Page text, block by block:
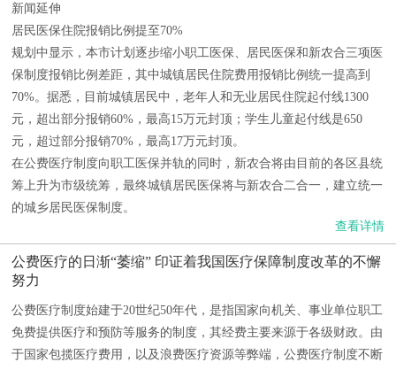
新闻延伸
居民医保住院报销比例提至70%
规划中显示，本市计划逐步缩小职工医保、居民医保和新农合三项医
保制度报销比例差距，其中城镇居民住院费用报销比例统一提高到
70%。据悉，目前城镇居民中，老年人和无业居民住院起付线1300
元，超出部分报销60%，最高15万元封顶；学生儿童起付线是650
元，超过部分报销70%，最高17万元封顶。
在公费医疗制度向职工医保并轨的同时，新农合将由目前的各区县统
筹上升为市级统筹，最终城镇居民医保将与新农合二合一，建立统一
的城乡居民医保制度。
查看详情
公费医疗的日渐“萎缩” 印证着我国医疗保障制度改革的不懈
努力
公费医疗制度始建于20世纪50年代，是指国家向机关、事业单位职工
免费提供医疗和预防等服务的制度，其经费主要来源于各级财政。由
于国家包揽医疗费用，以及浪费医疗资源等弊端，公费医疗制度不断